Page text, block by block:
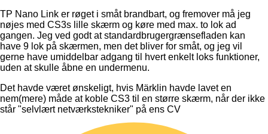
TP Nano Link er røget i småt brandbart, og fremover må jeg
nøjes med CS3s lille skærm og køre med max. to lok ad
gangen. Jeg ved godt at standardbrugergrænsefladen kan
have 9 lok på skærmen, men det bliver for småt, og jeg vil
gerne have umiddelbar adgang til hvert enkelt loks funktioner,
uden at skulle åbne en undermenu.
Det havde været ønskeligt, hvis Märklin havde lavet en
nem(mere) måde at koble CS3 til en større skærm, når der ikke
står "selvlært netværkstekniker" på ens CV